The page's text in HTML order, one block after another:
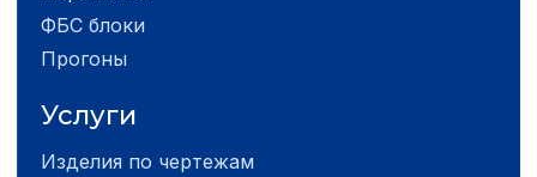
ФБС блоки
Прогоны
Услуги
Изделия по чертежам